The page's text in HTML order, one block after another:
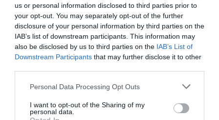
us or personal information disclosed to third parties prior to
your opt-out. You may separately opt-out of the further
disclosure of your personal information by third parties on the
IAB’s list of downstream participants. This information may
also be disclosed by us to third parties on the IAB’s List of
Downstream Participants that may further disclose it to other
Personal Data Processing Opt Outs
I want to opt-out of the Sharing of my
personal data.
1 de junio de 2026
CASO DE ÉXITO
TDF, la pyme catalana que
mueve fluidos industriales
25 de mayo de 2026